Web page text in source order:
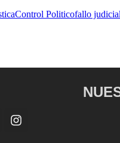
Control Politicofallo judicial